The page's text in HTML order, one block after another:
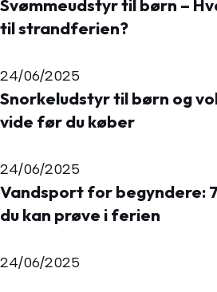
Svømmeudstyr til børn –
til strandferien?
24/06/2025
Snorkeludstyr til børn og
vide før du køber
24/06/2025
Vandsport for begyndere:
du kan prøve i ferien
24/06/2025